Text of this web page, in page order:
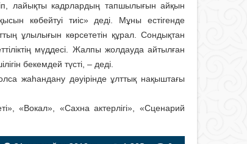
лайықты кадрлардың тапшылығын айқын
көбейтуі тиіс» деді. Мұны естігенде
ұлылығын көрсететін құрал. Сондықтан
мүддесі. Жалпы жолдауда айтылған
бекемдей түсті, – деді.
жаһандану дәуірінде ұлттық нақыштағы
«Вокал», «Сахна актерлігі», «Сценарий